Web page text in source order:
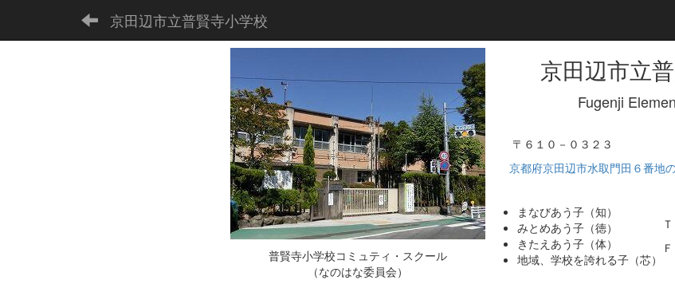
京田辺市立普賢寺小学校
普賢寺小学校コミュティ・スクール
（なのはな委員会）
京田辺市立
Fugenji
〒６１０－０３２３
京都府京田辺市水取門田６番地
まなびあう子（知）
みとめあう子（徳）
きたえあう子（体）
地域、学校を誇れる子（芯）